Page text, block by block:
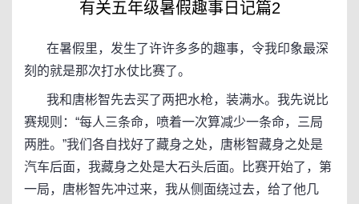
有关五年级暑假趣事日记篇2
在暑假里，发生了许许多多的趣事，令我印象最深
刻的就是那次打水仗比赛了。
我和唐彬智先去买了两把水枪，装满水。我先说比
赛规则：“每人三条命，喷着一次算减少一条命，三局
两胜。”我们各自找好了藏身之处，唐彬智藏身之处是
汽车后面，我藏身之处是大石头后面。比赛开始了，第
一局，唐彬智先冲过来，我从侧面绕过去，给了他几